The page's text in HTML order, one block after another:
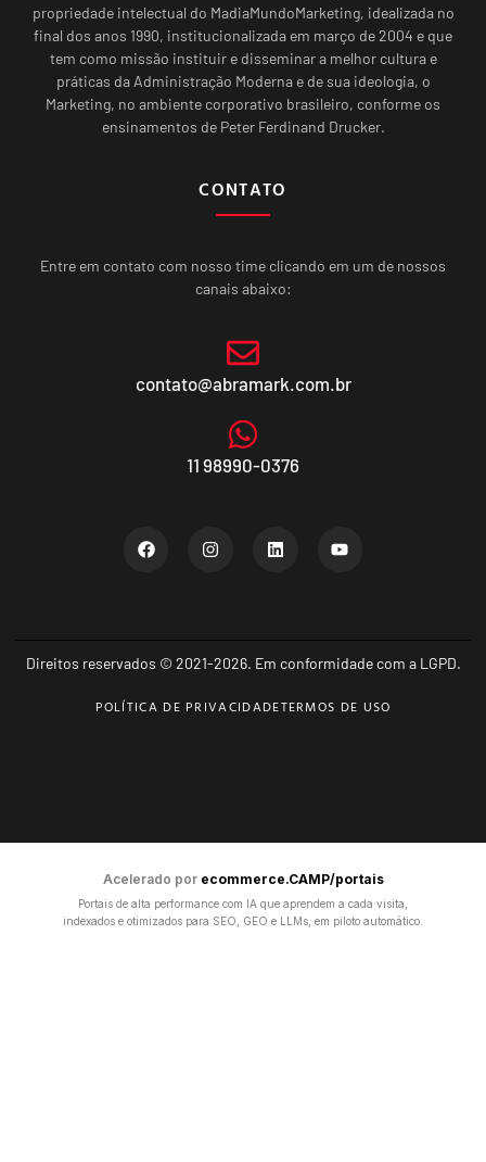
propriedade intelectual do MadiaMundoMarketing, idealizada no
final dos anos 1990, institucionalizada em março de 2004 e que
tem como missão instituir e disseminar a melhor cultura e
práticas da Administração Moderna e de sua ideologia, o
Marketing, no ambiente corporativo brasileiro, conforme os
ensinamentos de Peter Ferdinand Drucker.
CONTATO
Entre em contato com nosso time clicando em um de nossos
canais abaixo:
contato@abramark.com.br
11 98990-0376
Direitos reservados © 2021-2026. Em conformidade com a LGPD.
POLÍTICA DE PRIVACIDADETERMOS DE USO
Acelerado por ecommerce.CAMP/portais
Portais de alta performance com IA que aprendem a cada visita,
indexados e otimizados para SEO, GEO e LLMs, em piloto automático.